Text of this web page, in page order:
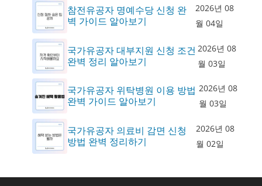
참전유공자 명예수당 신청 완
벽 가이드 알아보기
2026년 08
월 04일
국가유공자 대부지원 신청 조건
완벽 정리 알아보기
2026년 08
월 03일
국가유공자 위탁병원 이용 방법
완벽 가이드 알아보기
2026년 08
월 03일
국가유공자 의료비 감면 신청
방법 완벽 정리하기
2026년 08
월 02일